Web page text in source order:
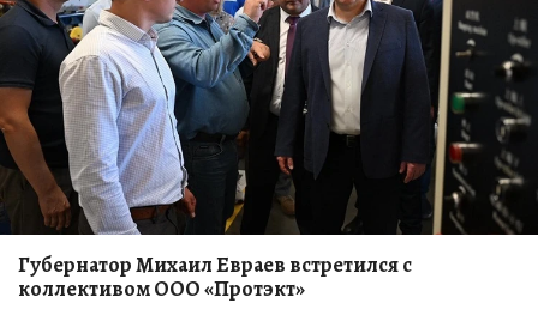
Губернатор Михаил Евраев встретился с
коллективом ООО «Протэкт»